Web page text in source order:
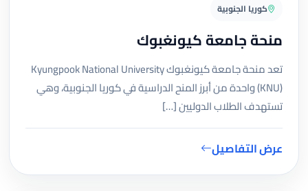
كوريا الجنوبية
منحة جامعة كيونغبوك
تعد منحة جامعة كيونغبوك Kyungpook National University
(KNU) واحدة من أبرز المنح الدراسية في كوريا الجنوبية، وهي
تستهدف الطلاب الدوليين […]
عرض التفاصيل